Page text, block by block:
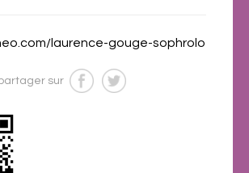
laurence-gouge-sophrolo
sur